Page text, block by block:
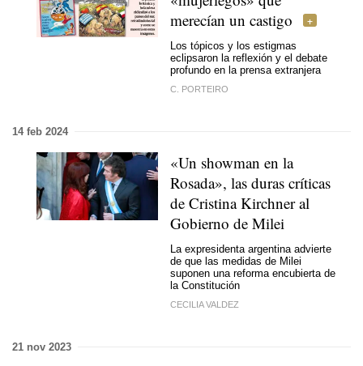
merecían un castigo
Los tópicos y los estigmas
eclipsaron la reflexión y el debate
profundo en la prensa extranjera
C. PORTEIRO
14 feb 2024
«Un showman en la
Rosada», las duras críticas
de Cristina Kirchner al
Gobierno de Milei
La expresidenta argentina advierte
de que las medidas de Milei
suponen una reforma encubierta de
la Constitución
CECILIA VALDEZ
21 nov 2023